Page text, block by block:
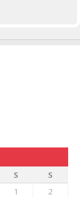
S
S
1
2